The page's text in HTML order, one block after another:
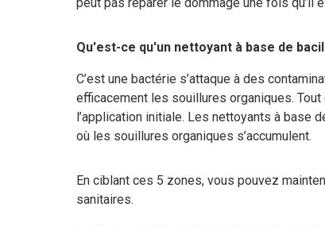
peut pas réparer le dommage une fois qu’il
Qu'est-ce qu'un nettoyant à base de
C’est une bactérie s’attaque à des
efficacement les souillures organiques.
l’application initiale. Les nettoyants à
où les souillures organiques s’accumulent.
En ciblant ces 5 zones, vous pouvez
sanitaires.